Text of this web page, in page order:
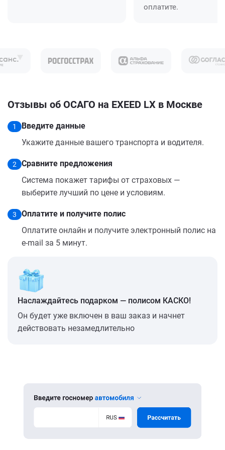
оплатите.
Отзывы об ОСАГО на EXEED LX в Москве
1
Введите данные
Укажите данные вашего транспорта и водителя.
2
Сравните предложения
Система покажет тарифы от страховых —
выберите лучший по цене и условиям.
3
Оплатите и получите полис
Оплатите онлайн и получите электронный полис на
e-mail за 5 минут.
Наслаждайтесь подарком — полисом КАСКО!
Он будет уже включен в ваш заказ и начнет
действовать незамедлительно